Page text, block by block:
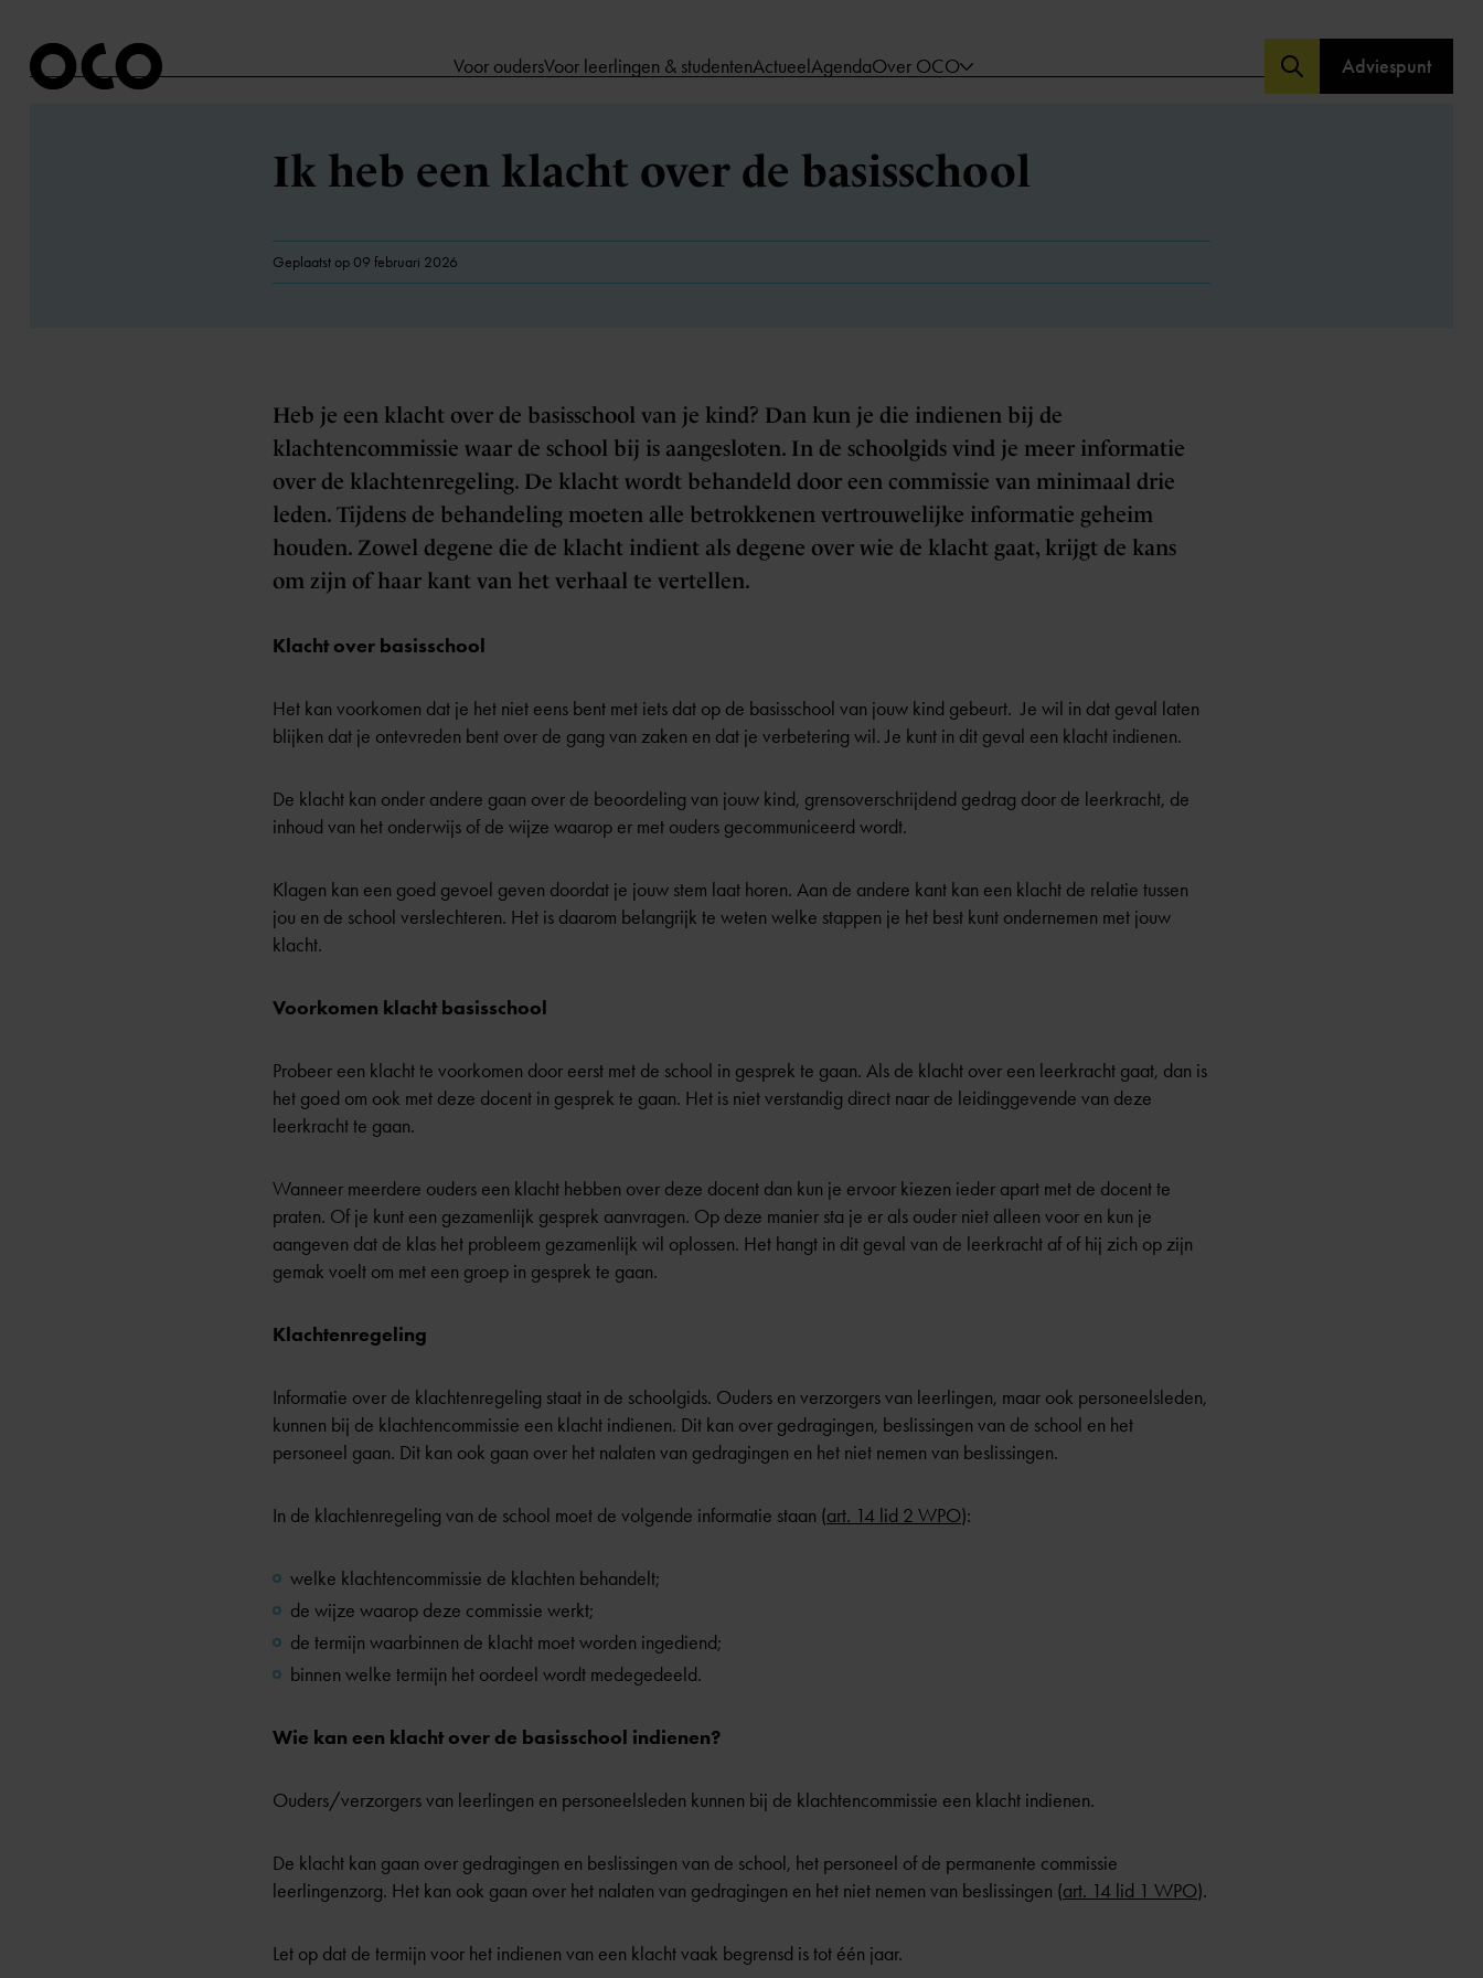
Voor oudersVoor leerlingen & studentenActueelAgendaOver OCO Adviespunt
Ik heb een klacht over de basisschool
Geplaatst op 09 februari 2026
Heb je een klacht over de basisschool van je kind? Dan kun je die indienen bij de
klachtencommissie waar de school bij is aangesloten. In de schoolgids vind je meer informatie
over de klachtenregeling. De klacht wordt behandeld door een commissie van minimaal drie
leden. Tijdens de behandeling moeten alle betrokkenen vertrouwelijke informatie geheim
houden. Zowel degene die de klacht indient als degene over wie de klacht gaat, krijgt de kans
om zijn of haar kant van het verhaal te vertellen.
Klacht over basisschool
Het kan voorkomen dat je het niet eens bent met iets dat op de basisschool van jouw kind gebeurt. Je wil in dat geval laten
blijken dat je ontevreden bent over de gang van zaken en dat je verbetering wil. Je kunt in dit geval een klacht indienen.
De klacht kan onder andere gaan over de beoordeling van jouw kind, grensoverschrijdend gedrag door de leerkracht, de
inhoud van het onderwijs of de wijze waarop er met ouders gecommuniceerd wordt.
Klagen kan een goed gevoel geven doordat je jouw stem laat horen. Aan de andere kant kan een klacht de relatie tussen
jou en de school verslechteren. Het is daarom belangrijk te weten welke stappen je het best kunt ondernemen met jouw
klacht.
Voorkomen klacht basisschool
Probeer een klacht te voorkomen door eerst met de school in gesprek te gaan. Als de klacht over een leerkracht gaat, dan is
het goed om ook met deze docent in gesprek te gaan. Het is niet verstandig direct naar de leidinggevende van deze
leerkracht te gaan.
Wanneer meerdere ouders een klacht hebben over deze docent dan kun je ervoor kiezen ieder apart met de docent te
praten. Of je kunt een gezamenlijk gesprek aanvragen. Op deze manier sta je er als ouder niet alleen voor en kun je
aangeven dat de klas het probleem gezamenlijk wil oplossen. Het hangt in dit geval van de leerkracht af of hij zich op zijn
gemak voelt om met een groep in gesprek te gaan.
Klachtenregeling
Informatie over de klachtenregeling staat in de schoolgids. Ouders en verzorgers van leerlingen, maar ook personeelsleden,
kunnen bij de klachtencommissie een klacht indienen. Dit kan over gedragingen, beslissingen van de school en het
personeel gaan. Dit kan ook gaan over het nalaten van gedragingen en het niet nemen van beslissingen.
In de klachtenregeling van de school moet de volgende informatie staan (art. 14 lid 2 WPO):
welke klachtencommissie de klachten behandelt;
de wijze waarop deze commissie werkt;
de termijn waarbinnen de klacht moet worden ingediend;
binnen welke termijn het oordeel wordt medegedeeld.
Wie kan een klacht over de basisschool indienen?
Ouders/verzorgers van leerlingen en personeelsleden kunnen bij de klachtencommissie een klacht indienen.
De klacht kan gaan over gedragingen en beslissingen van de school, het personeel of de permanente commissie
leerlingenzorg. Het kan ook gaan over het nalaten van gedragingen en het niet nemen van beslissingen (art. 14 lid 1 WPO).
Let op dat de termijn voor het indienen van een klacht vaak begrensd is tot één jaar.